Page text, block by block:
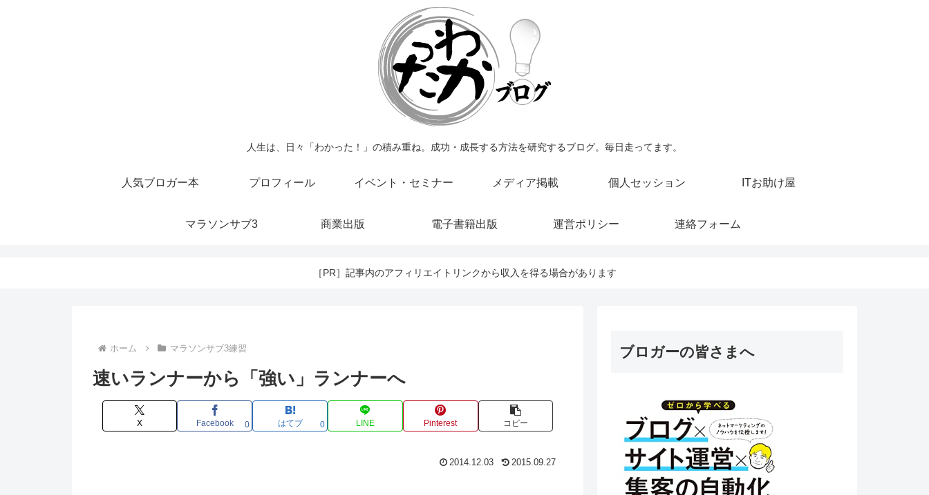
人生は、日々「わかった！」の積み重ね。成功・成長する方法を研究するブログ。毎日走ってます。
人気ブロガー本 プロフィール イベント・セミナー メディア掲載 個人セッション ITお助け屋
マラソンサブ3 商業出版 電子書籍出版 運営ポリシー 連絡フォーム
［PR］記事内のアフィリエイトリンクから収入を得る場合があります
ホーム マラソンサブ3練習
速いランナーから「強い」ランナーへ
X Facebook 0 はてブ 0 LINE Pinterest コピー
2014.12.03 2015.09.27
ブロガーの皆さまへ